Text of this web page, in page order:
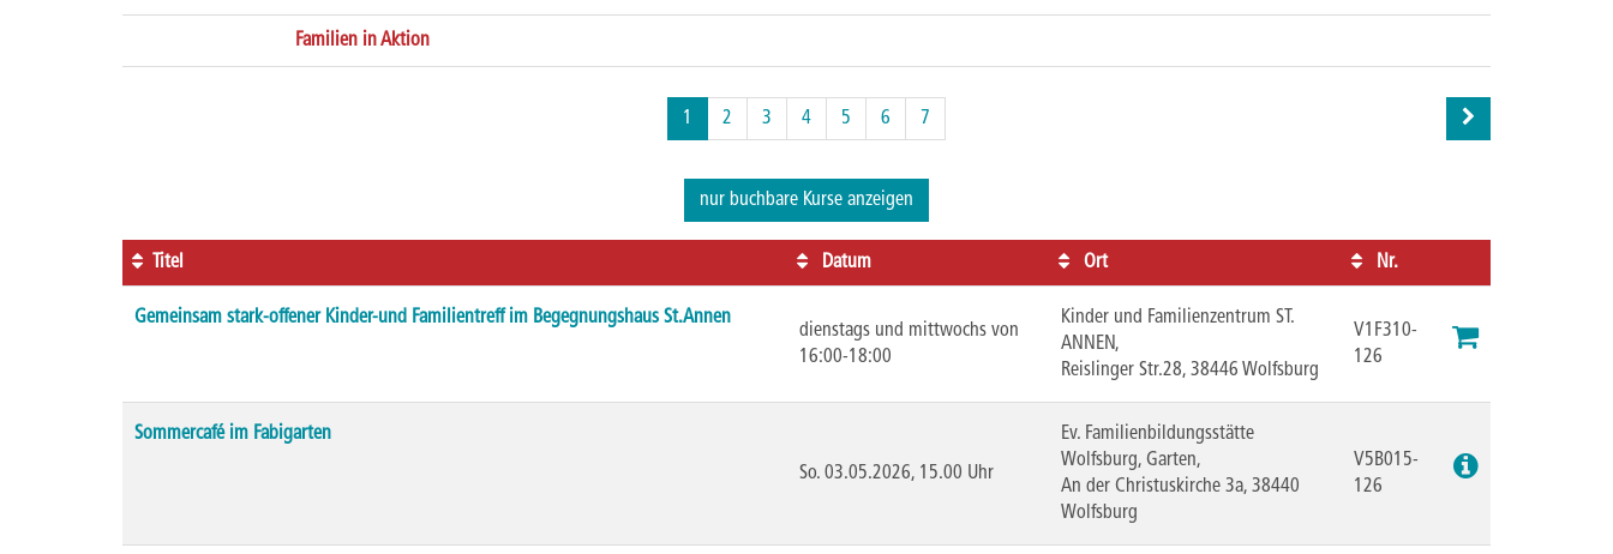
Familien in Aktion
1 2 3 4 5 6 7
nur buchbare Kurse anzeigen
Tabellenüberschriften
werden.
Titel Datum Ort
Nr.
Kursstatus
Gemeinsam stark-offener Kinder-und Familientreff im Begegnungshaus St.Annen
dienstags und mittwochs von
16:00-18:00
Kinder und Familienzentrum ST.
ANNEN,
Reislinger Str.28, 38446 Wolfsburg
V1F310-
126
Sommercafé im Fabigarten
So. 03.05.2026, 15.00 Uhr
Ev. Familienbildungsstätte
Wolfsburg, Garten,
An der Christuskirche 3a, 38440
Wolfsburg
V5B015-
126